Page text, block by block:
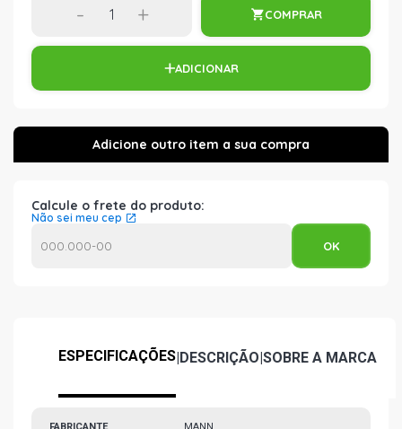
- + COMPRAR
ADICIONAR
Calcule o frete do produto:
Não sei meu cep
ESPECIFICAÇÕES|DESCRIÇÃO|SOBRE A MARCA